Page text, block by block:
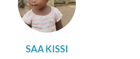
SAA KISSI